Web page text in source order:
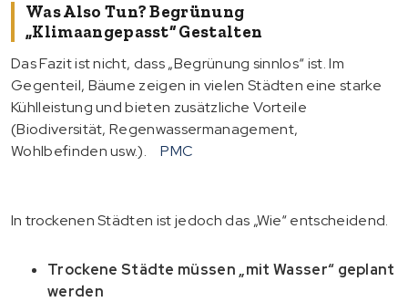
Was Also Tun? Begrünung
„klimaangepasst“ Gestalten
Das Fazit ist nicht, dass „Begrünung sinnlos“ ist. Im
Gegenteil, Bäume zeigen in vielen Städten eine starke
Kühlleistung und bieten zusätzliche Vorteile
(Biodiversität, Regenwassermanagement,
Wohlbefinden usw.).
PMC
In trockenen Städten ist jedoch das „Wie“ entscheidend.
Trockene Städte müssen „mit Wasser“ geplant
werden